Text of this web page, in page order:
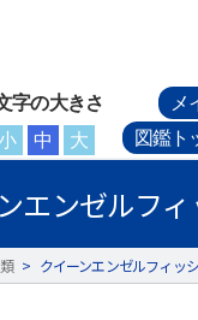
字の大きさ
中 大
メ
図鑑ト
エンゼルフ
> クイーンエンゼルフィッ